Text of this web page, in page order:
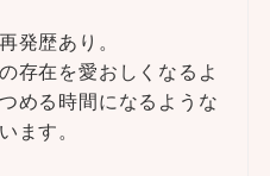
発歴あり。
存在を愛おしくなるよ
める時間になるような
ます。